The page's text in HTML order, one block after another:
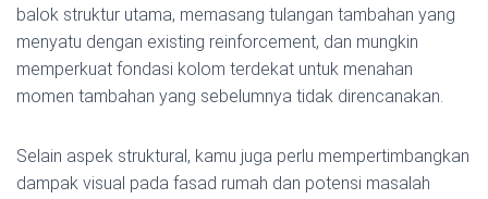
balok struktur utama, memasang tulangan tambahan yang
menyatu dengan existing reinforcement, dan mungkin
memperkuat fondasi kolom terdekat untuk menahan
momen tambahan yang sebelumnya tidak direncanakan.
Selain aspek struktural, kamu juga perlu mempertimbangkan
dampak visual pada fasad rumah dan potensi masalah